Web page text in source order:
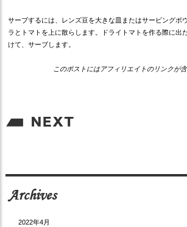
サーブするには、レンズ豆を大きな皿またはサービングボ
ラとトマトを上に散らします。ドライトマトを作る際に出
けて、サーブします。
このポストにはアフィリエイトのリンクが含
Archives
2022年4月